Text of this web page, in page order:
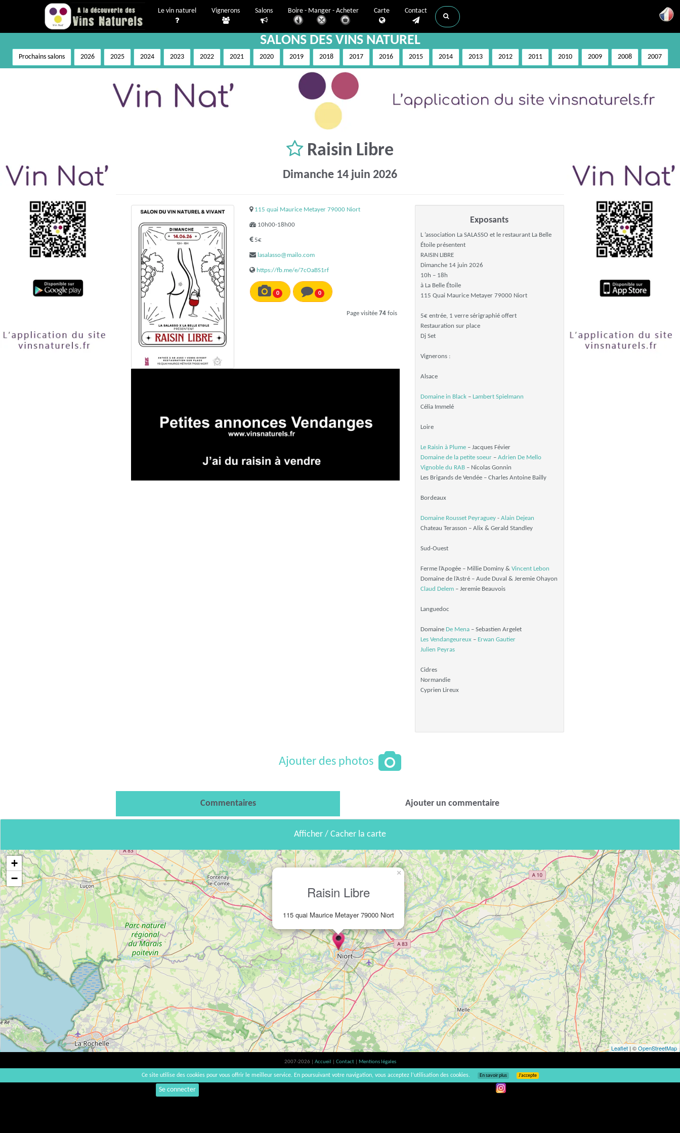
Le vin naturel Vignerons Salons Boire - Manger - Acheter Carte Contact
SALONS DES VINS NATUREL
Prochains salons 2026 2025 2024 2023 2022 2021 2020 2019 2018 2017 2016 2015 2014 2013 2012 2011 2010 2009 2008 2007
Raisin Libre
Dimanche 14 juin 2026
115 quai Maurice Metayer 79000 Niort
10h00-18h00
5€
lasalasso@mailo.com
https://fb.me/e/7cOaBS1rf
0 0
Page visitée 74fois
Exposants
L ’association La SALASSO et le restaurant La Belle
Étoile présentent
RAISIN LIBRE
Dimanche 14 juin 2026
10h – 18h
à La Belle Étoile
115 Quai Maurice Metayer 79000 Niort
5€ entrée, 1 verre sérigraphié offert
Restauration sur place
Dj Set
Vignerons :
Alsace
Domaine in Black– Lambert Spielmann
Célia Immelé
Loire
Le Raisin à Plume– Jacques Févier
Domaine de la petite soeur– Adrien De Mello
Vignoble du RAB– Nicolas Gonnin
Les Brigands de Vendée – Charles Antoine Bailly
Bordeaux
Domaine Rousset Peyraguey- Alain Dejean
Chateau Terasson – Alix & Gerald Standley
Sud-Ouest
Ferme l’Apogée – Millie Dominy & Vincent Lebon
Domaine de l’Astré – Aude Duval & Jeremie Ohayon
Claud Delem– Jeremie Beauvois
Languedoc
Domaine De Mena– Sebastien Argelet
Les Vendangeureux– Erwan Gautier
Julien Peyras
Cidres
Normandie
Cyprien Lireux
Ajouter des photos
Commentaires Ajouter un commentaire
Afficher / Cacher la carte
Raisin Libre
115 quai Maurice Metayer 79000 Niort
×
+
−
Leaflet | ©OpenStreetMap
2007-2026 | Accueil Contact
Mentions légales
L'abus d'alcool est dangereux pour la santé, à consommer avec modération. | vinsnaturels | v3.12
Se connecter
Ce site utilise des cookies pour vous offrir le meilleur service. En poursuivant votre navigation, vous acceptez l’utilisation des cookies. En savoir plus J’accepte